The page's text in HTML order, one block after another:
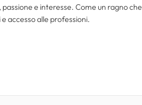
e interesse. Come un ragno
accesso alle professioni.